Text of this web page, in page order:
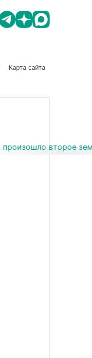
Карта сайта